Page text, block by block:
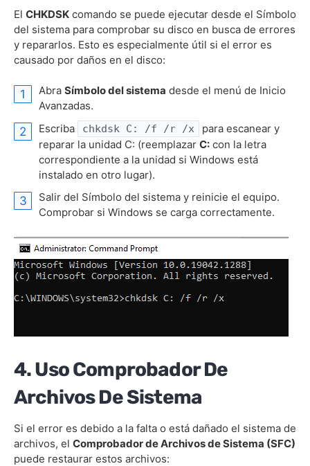
El CHKDSK comando se puede ejecutar desde el Símbolo
del sistema para comprobar su disco en busca de errores
y repararlos. Esto es especialmente útil si el error es
causado por daños en el disco:
Abra Símbolo del sistema desde el menú de Inicio
Avanzadas.
Escriba
chkdsk C: /f /r /x
para escanear y
reparar la unidad C: (reemplazar C: con la letra
correspondiente a la unidad si Windows está
instalado en otro lugar).
Salir del Símbolo del sistema y reinicie el equipo.
Comprobar si Windows se carga correctamente.
4. Uso Comprobador De
Archivos De Sistema
Si el error es debido a la falta o está dañado el sistema de
archivos, el Comprobador de Archivos de Sistema (SFC)
puede restaurar estos archivos: